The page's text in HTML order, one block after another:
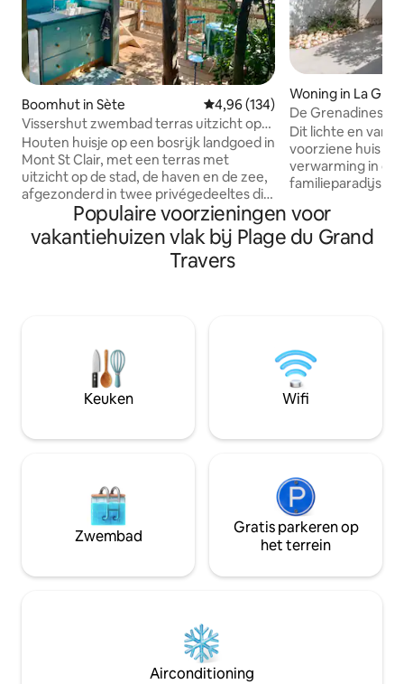
Boomhut in Sète Gemiddelde beoordeling van
4,96 (134)
Vissershut zwembad terras uitzicht op
zee stad
Houten huisje op een bosrijk landgoed in
Mont St Clair, met een terras met
uitzicht op de stad, de haven en de zee,
afgezonderd in twee privégedeeltes die
met elkaar verbonden zijn door een
buitentrap. Benedenverdieping,
afgesloten: slaapkamer van 12 m² met
een bed van 160 cm, toilet Bovenste
Toegang tot het gemeenschappelijke
(niet-verwarmde) zwembad van
09.00 uur tot 19.00 uur Gratis parkeren
aan de slaapkamerzijde voor 1 auto
Woning in La
De
lijn°Airco
Dit lichte en van
voorziene huis
verwarming in de
familieparadijs
verblijf, in elk seizoen. Het is
gerenoveerd en
beveiligde
Populaire voorzieningen voor
vakantiehuizen vlak bij Plage du Grand
Travers
Keuken Wifi
Zwembad
Gratis parkeren op
het terrein
Airconditioning